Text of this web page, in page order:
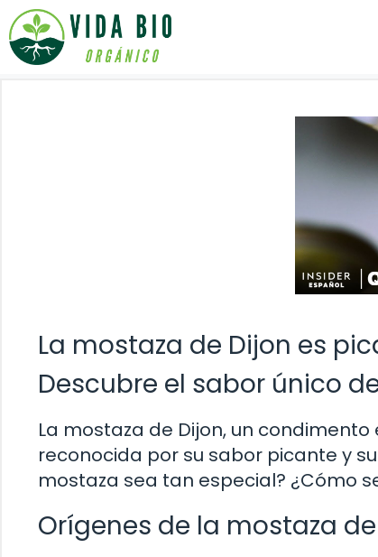
Saltar
al
contenido
La mostaza de Dijon es
Descubre el sabor único
La mostaza de Dijon, un
reconocida por su sabor picante y
mostaza sea tan especial? ¿Cómo
Orígenes de la mostaza